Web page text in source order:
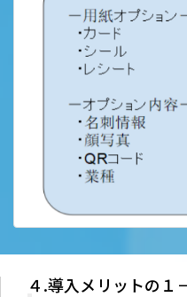
４.導入メリットの１